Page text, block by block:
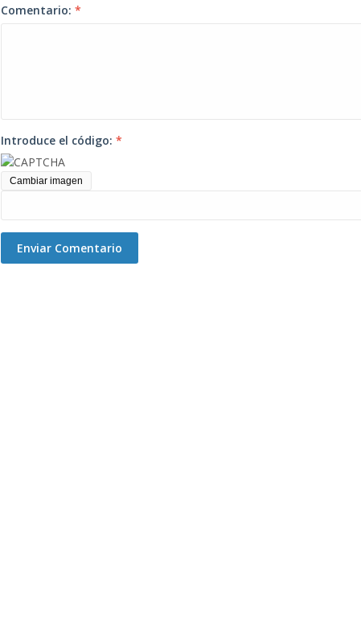
Comentario: *
Introduce el código: *
Cambiar imagen
Enviar Comentario